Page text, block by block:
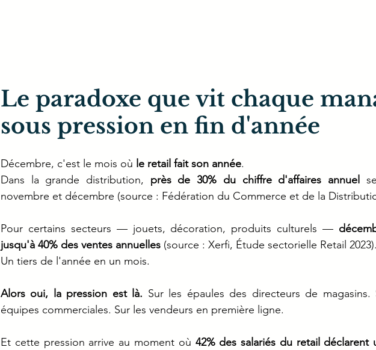
Le paradoxe que vit chaque
sous pression en fin d'année
Décembre, c'est le mois où le retail fait son année.
Dans la grande distribution, près de 30% du chiffre d'affaires annuel
novembre et décembre (source : Fédération du Commerce et de la
Pour certains secteurs — jouets, décoration, produits culturels —
jusqu'à 40% des ventes annuelles (source : Xerfi, Étude sectorielle Retail 2023).
Un tiers de l'année en un mois.
Alors oui, la pression est là. Sur les épaules des directeurs de magasins.
équipes commerciales. Sur les vendeurs en première ligne.
Et cette pression arrive au moment où 42% des salariés du retail déclarent